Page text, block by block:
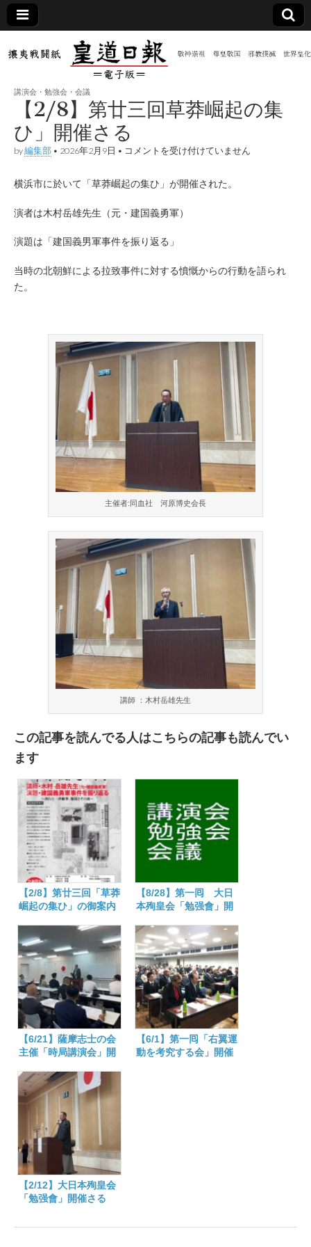
皇道
日報
（防
共新
聞）
電子
版
敬神
尊皇
｜昭
和八
年創
刊
皇道
実
攘夷
戦闘
講演会・勉強会・会議
【2/8】第廿三回草莽崛起の集
ひ」開催さる
by編集部 • 2026年2月9日 • 【2/8】
三
莽
起
の
ひ」
コメントを受け付けていません
横浜市に於いて「草莽崛起の集ひ」が開催された。
演者は木村岳雄先生（元・建国義勇軍）
演題は「建国義男軍事件を振り返る」
当時の北朝鮮による拉致事件に対する憤慨からの行動を語られ
た。
主催者:同血社 河原博史会長
講師 ：木村岳雄先生
この記事を読んでる人はこちらの記事も読んでい
ます
【2/8】第廿三回「草莽
崛起の集ひ」の御案内
【8/28】第一囘 大日
本殉皇会「勉强會」開
【6/21】薩摩志士の会
主催「時局講演会」開
【6/1】第一囘「右翼運
動を考究する会」開催
【2/12】大日本殉皇会
「勉强會」開催さる